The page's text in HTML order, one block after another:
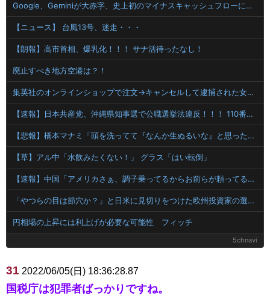
Google、Geminiが大赤字、史上初のマイナスキャッシュフローに陥る
【ニュース】 台風13号、迷走・・・
【朗報】高市首相、爆乳化！！！ サナ活待ったなし！
廃止すべき地方空港は？！
集英社のオンラインショップで注文→キャンセルして逮捕された女性 無茶苦茶やっていた
【速報】日本共産党、沖縄県知事選で公職選挙法違反！！！ 110番通報されても辞全くめない件
【悲報】橋本マナミ「頭を洗ってて『なんか生ぬるいな』と思ったら、後ろで息子が…」
【草】アル中「水飲みたくない！」 グラス「はい転倒」
【速報】中国「アメリカさぁ、調子乗ってるからお前らが頼ってる軍用中国ドローン輸出禁止するわw」
「やつらの目は節穴か？」と日米に見切りをつけた欧州投資家の選択に衝撃を受ける人が続出、日英米の資産を処分して代わりに選んだのは……
円相場の上昇には利上げが必要な可能性 フィッチ
5chnavi
31 2022/06/05(日) 18:36:28.87
国税庁は犯罪者ばっかりですね。